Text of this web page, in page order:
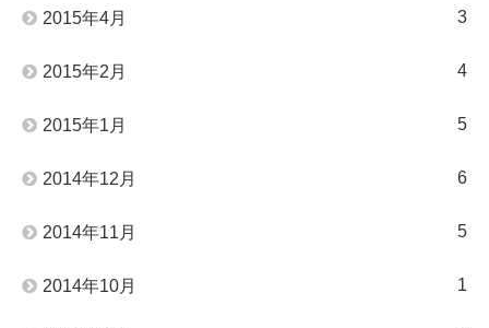
2015年4月 3
2015年2月 4
2015年1月 5
2014年12月 6
2014年11月 5
2014年10月 1